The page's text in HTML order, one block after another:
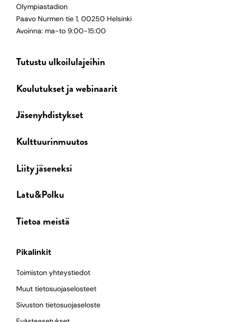
Olympiastadion
Paavo Nurmen tie 1, 00250 Helsinki
Avoinna: ma-to 9:00-15:00
Tutustu ulkoilulajeihin
Koulutukset ja webinaarit
Jäsenyhdistykset
Kulttuurinmuutos
Liity jäseneksi
Latu&Polku
Tietoa meistä
Pikalinkit
Toimiston yhteystiedot
Muut tietosuojaselosteet
Sivuston tietosuojaseloste